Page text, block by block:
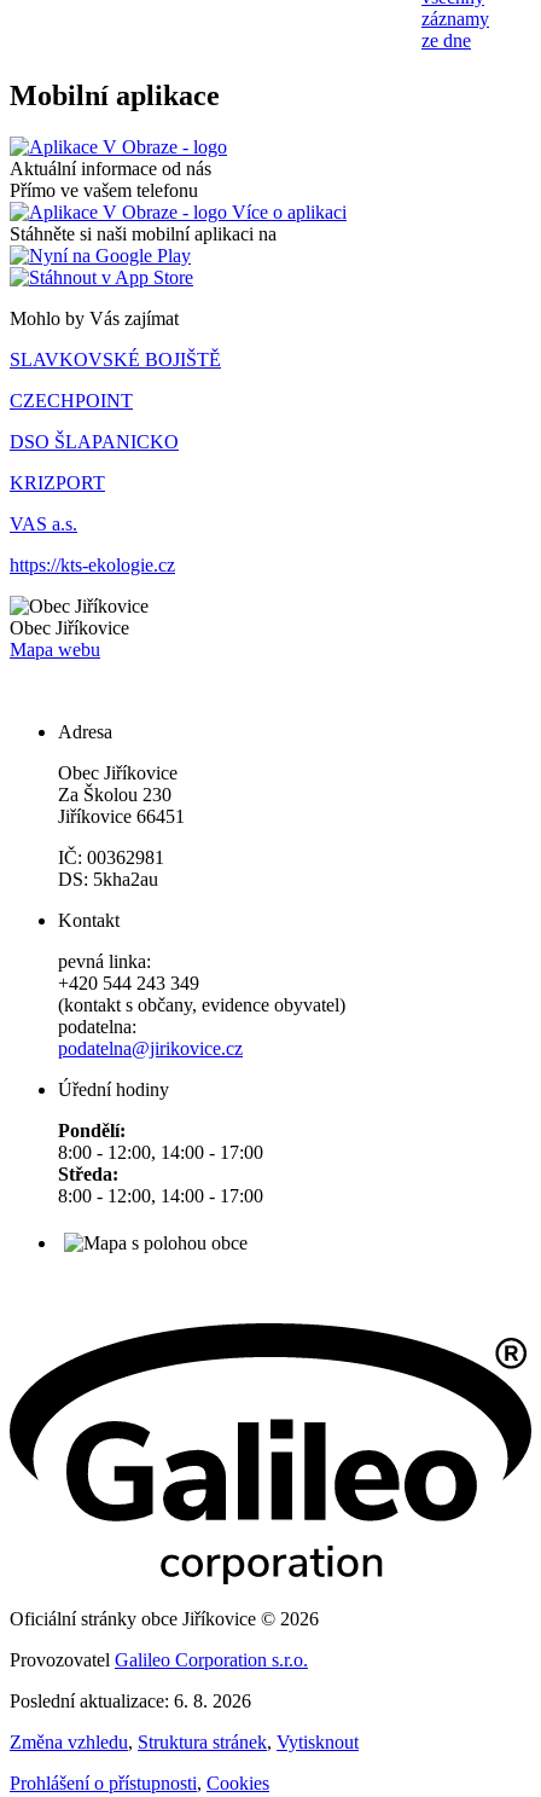
záznamy
ze dne
Mobilní aplikace
Aktuální informace od nás
Přímo ve vašem telefonu
Více o aplikaci
Stáhněte si naši mobilní aplikaci na
Mohlo by Vás zajímat
SLAVKOVSKÉ BOJIŠTĚ
CZECHPOINT
DSO ŠLAPANICKO
KRIZPORT
VAS a.s.
https://kts-ekologie.cz
Obec Jiříkovice
Mapa webu
Adresa
Obec Jiříkovice
Za Školou 230
Jiříkovice 66451
IČ: 00362981
DS: 5kha2au
Kontakt
pevná linka:
+420 544 243 349
(kontakt s občany, evidence obyvatel)
podatelna:
podatelna@jirikovice.cz
Úřední hodiny
Pondělí:
8:00 - 12:00, 14:00 - 17:00
Středa:
8:00 - 12:00, 14:00 - 17:00
Oficiální stránky obce Jiříkovice © 2026
Provozovatel Galileo Corporation s.r.o.
Poslední aktualizace: 6. 8. 2026
Změna vzhledu, Struktura stránek, Vytisknout
Prohlášení o přístupnosti, Cookies